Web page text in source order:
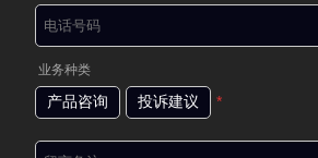
业务种类
产品咨询 投诉建议 *